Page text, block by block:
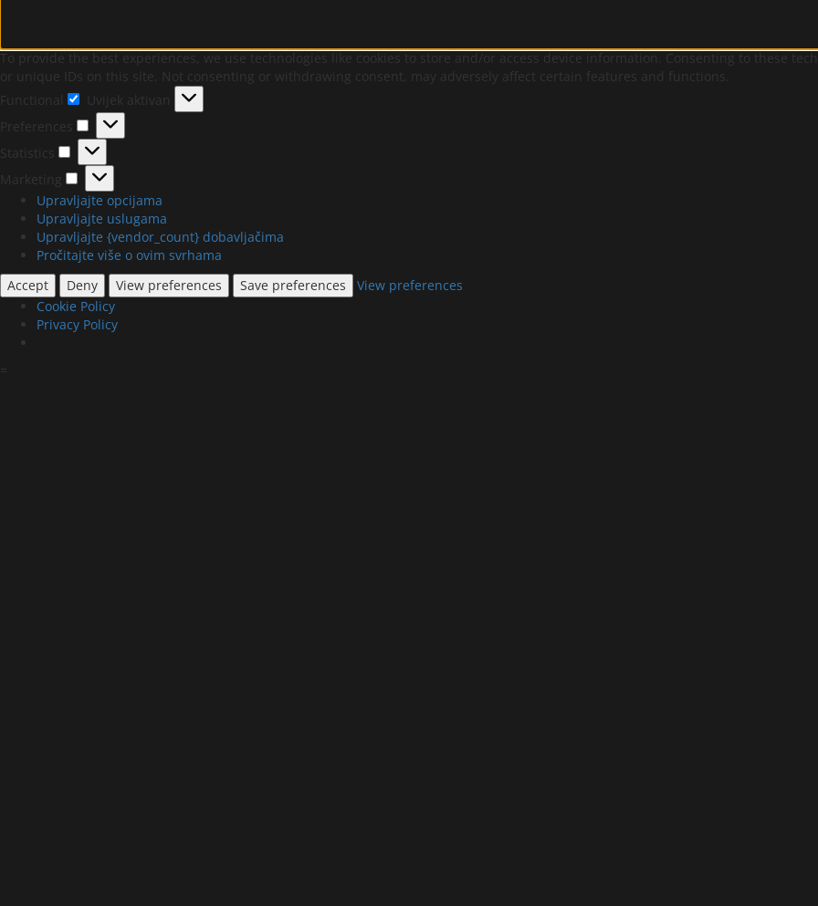
To provide the best experiences, we use technologies like cookies to store and/or access device information. Consenting to these
or unique IDs on this site. Not consenting or withdrawing consent, may adversely affect certain features and functions.
Functional
Functional
Uvijek aktivan
Preferences
Preferences
Statistics
Statistics
Marketing
Marketing
Upravljajte opcijama
Upravljajte uslugama
Upravljajte {vendor_count} dobavljačima
Pročitajte više o ovim svrhama
Accept
Deny View preferences Save preferences
View preferences
Cookie Policy
Privacy Policy